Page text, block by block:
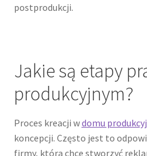
postprodukcji.
Jakie są etapy
produkcyjnym?
Proces kreacji wdomu
koncepcji. Często jest to
firmy, która chce stworzyć